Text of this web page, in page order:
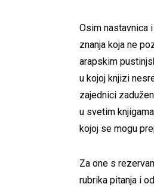
Osim nastavnica
znanja koja ne
arapskim
u kojoj knjizi
zajednici
u svetim
kojoj se mogu
Za one s
rubrika pitanja i